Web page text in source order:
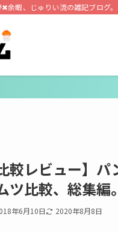
暇、じゅりい流の雑記ブログ。
較レビュー】
ツ比較、総集編。
年6月10日 2020年8月8日